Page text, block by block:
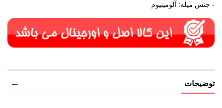
- جنس میله: آلومینیوم
توضیحات